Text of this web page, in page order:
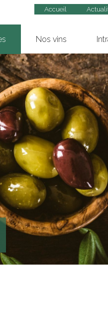
Accueil
Nos vins